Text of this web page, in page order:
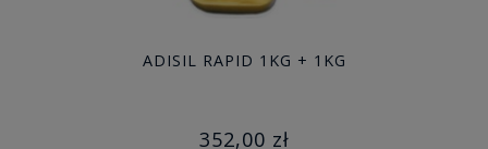
ADISIL RAPID 1KG + 1KG
352,00 zł